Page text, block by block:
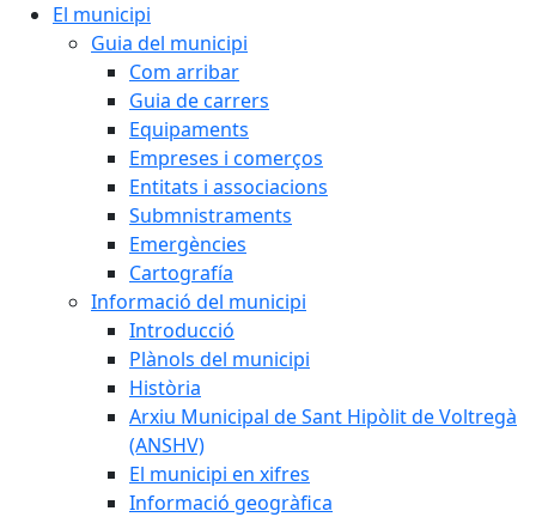
El municipi
Guia del municipi
Com arribar
Guia de carrers
Equipaments
Empreses i comerços
Entitats i associacions
Submnistraments
Emergències
Cartografía
Informació del municipi
Introducció
Plànols del municipi
Història
Arxiu Municipal de Sant Hipòlit de Voltregà
(ANSHV)
El municipi en xifres
Informació geogràfica